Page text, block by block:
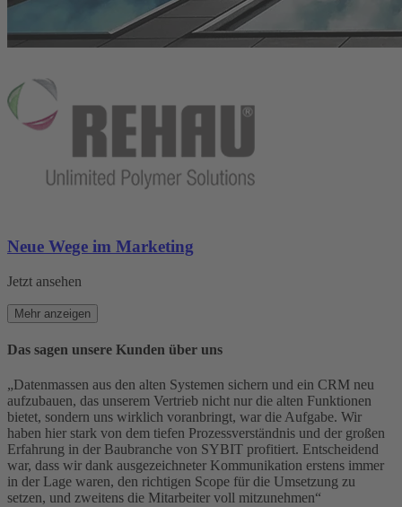
Neue Wege im Marketing
Jetzt ansehen
Mehr anzeigen
Das sagen unsere Kunden über uns
„Datenmassen aus den alten Systemen sichern und ein CRM neu
aufzubauen, das unserem Vertrieb nicht nur die alten Funktionen
bietet, sondern uns wirklich voranbringt, war die Aufgabe. Wir
haben hier stark von dem tiefen Prozessverständnis und der großen
Erfahrung in der Baubranche von SYBIT profitiert. Entscheidend
war, dass wir dank ausgezeichneter Kommunikation erstens immer
in der Lage waren, den richtigen Scope für die Umsetzung zu
setzen, und zweitens die Mitarbeiter voll mitzunehmen“